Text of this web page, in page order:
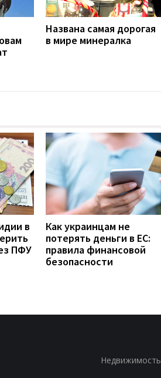
Названа самая дорогая
в мире минералка
в
ПФУ
Как украинцам не
потерять деньги в ЕС:
правила финансовой
безопасности
Недвижимость